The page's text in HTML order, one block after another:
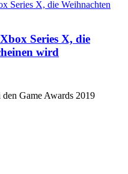
Series X, die
wird
Game Awards 2019